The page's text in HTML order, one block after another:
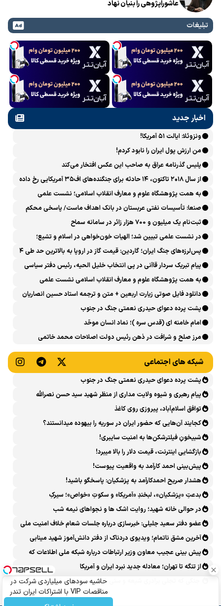
حاشیه سودهای میلیاردی شرکت در
مناقصات VIP با اشتراکات ایران تندر
عاشوراپژوهی را بنیان نهاد
تبلیغات
اخبار جدید
ونزوئلا: ایالت ۵۱ آمریکا!
من ارزش پول ایران را نابود کردم!
پلیس گذرنامه عراق به صاحب این عکس افتخار می‌کند
از سال ۲۰۱۸ تاکنون، ۱۴ حادثه برای جنگنده‌های اف۳۵ آمریکایی رخ داده
است
به همت پژوهشگاه علوم و معارف انقلاب اسلامی؛ نشست علمی
«اربعین حسینی در منظومه فکری رهبر شهید، امام خامنه‌ای» برگزار
می‌شود
صنعا: تأسیسات نفتی عربستان در بانک اهداف ماست/ پاسخی محکم
می‌دهیم
ثبت‌نام یک میلیون و 700 هزار زائر در سامانه سماح ‌
در نشست علمی تبیین شد؛ الهیات خون‌خواهی در اسلام و تشیع؛
انتقام، عدالت، بازدارندگی و مقابله با جریان سلطه
پس‌لرزه‌های جنگ ایران؛ گاردین: قیمت گاز در اروپا به بالاترین حد طی ۴
ماه اخیر رسید
پیام تبریک سردار قاآنی در پی انتخاب خلیل الحیه، رئیس دفتر سیاسی
حماس
به همت پژوهشگاه علوم و معارف انقلاب اسلامی نشست علمی
«بازخوانی الهیاتِ انتقام و خون‌خواهی در تاریخ اسلام و انقلاب اسلامی»
برگزار می‌شود
دانلود فایل صوتی زیارت اربعین + متن و ترجمه استاد حسین انصاریان
پشت پرده دعوای حیدری نعمتی جنگ در جنوب
امام خامنه ای (قدس سره )؛ نماد انسان موحّد
مرز صلح و شرافت در ذهن رئیس دولت اصلاحات محمد خاتمی
شبکه های اجتماعی
پشت پرده دعوای حیدری نعمتی جنگ در جنوب
پیام رهبری و شیوه ولایت مداری از منظر شهید سید حسن نصرالله
توافق اسلام‌آباد، پیروزی روی کاغذ
کجایند آن‌هایی که حضور ایران در سوریه را بیهوده میدانستند؟
شبیخونِ فیلترشکن‌ها به امنیت سایبری!
بازگشایی اینترنت، قیمت دلار را بالا میبرد!
پیش‌بینی احمد کارآمد به واقعیت پیوست!
هشدار صریح احمدکارآمد به پزشکیان: پاسخگو باشید!
بدعتِ «پزشکیان»، لبخندِ «آمریکا» و سکوتِ «خواص»؛ سیرکِ
قانون‌گریزی در روز روشن!
در حوالی خانه شهید؛ روایت اشک ها و نجواهای نیمه شب
عضو دفتر سعید جلیلی: خبرسازی درباره جلسات شعام خلاف امنیت ملی
است
آخرین مشق ناتمام؛ ویدیوی دردناک از دفتر دانش‌آموز شهید مینابی
پربازدید شد
پیش بینی عجیب معاون وزیر ارتباطات درباره شبکه ملی اطلاعات که
محقق هم نشد!
از تنگه تا تهران؛ معادله جدید نبرد ایران و آمریکا
جنگی که تجلی برادری شیعه و سنی شد